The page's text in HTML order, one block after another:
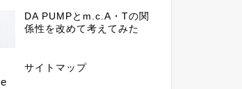
DA PUMPとm.c.A・Tの関
係性を改めて考えてみた
サイトマップ